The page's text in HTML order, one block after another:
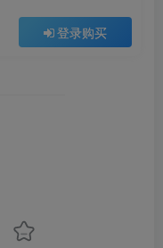
登录购买